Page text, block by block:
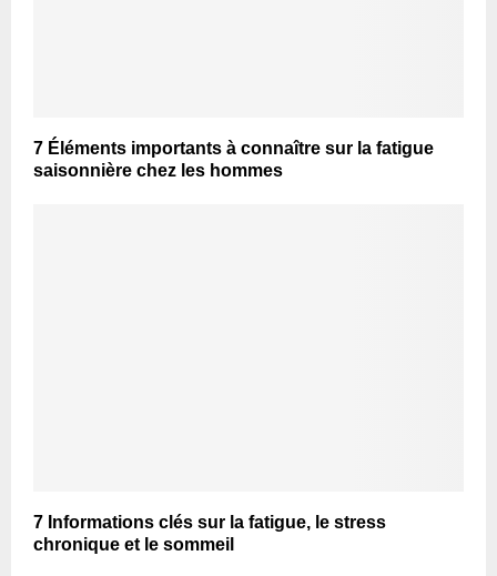
7 Éléments importants à connaître sur la fatigue
saisonnière chez les hommes
7 Informations clés sur la fatigue, le stress
chronique et le sommeil